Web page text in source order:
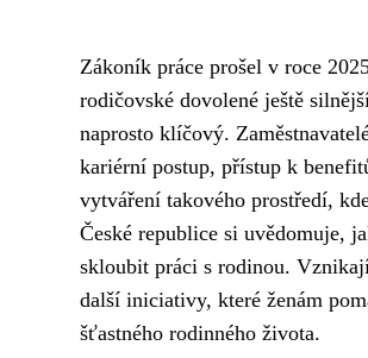
Zákoník práce prošel v roce
rodičovské dovolené ještě
naprosto klíčový.
kariérní postup, přístup k
vytváření takového prostředí,
České republice si uvědomuje,
skloubit práci s rodinou.
další iniciativy, které ženám
šťastného rodinného života.